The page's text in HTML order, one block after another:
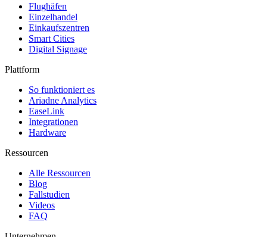
Flughäfen
Einzelhandel
Einkaufszentren
Smart Cities
Digital Signage
Plattform
So funktioniert es
Ariadne Analytics
EaseLink
Integrationen
Hardware
Ressourcen
Alle Ressourcen
Blog
Fallstudien
Videos
FAQ